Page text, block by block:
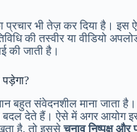
प्रचार भी तेज़ कर दिया है। इस
की तस्वीर या वीडियो
की जाती है।
बहुत संवेदनशील माना जाता
बदल देते हैं। ऐसे में अगर आयोग
है, तो इससेचुनाव निष्पक्ष और